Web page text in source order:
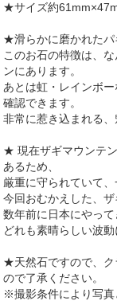
★サイズ約
★滑らかに磨かれたパ
このお石の特徴は、
ンにあります。
あとは虹・レインボ
確認できます。
非常に惹き込まれる、
★ 現在ザギマウンテ
あるため、
厳重に守られていて
今回おむかえした、ザ
数年前に日本にやって
どれも素晴らしい波動
★天然石ですので、ク
ので了承ください。
※撮影条件により写真